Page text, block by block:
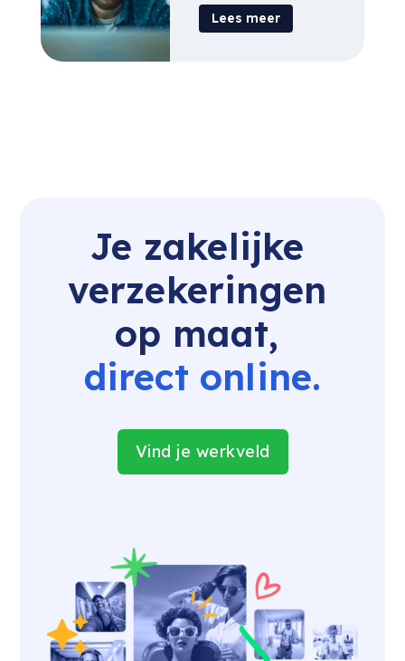
Lees meer
Je zakelijke
verzekeringen
op maat,
direct online.
Vind je werkveld